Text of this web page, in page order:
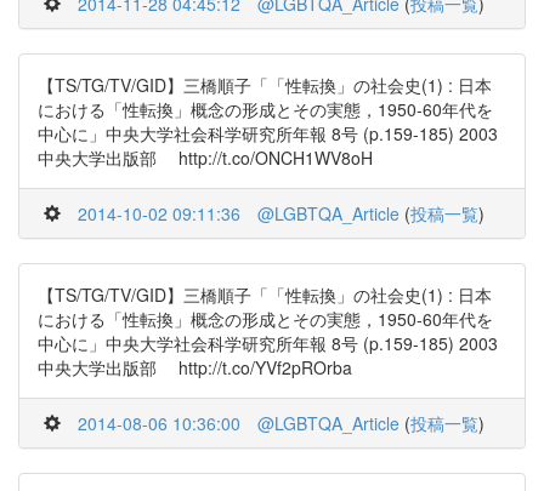
【TS/TG/TV/GID】三橋順子「「性転換」の社会史(1) : 日本
における「性転換」概念の形成とその実態，1950-60年代を
中心に」中央大学社会科学研究所年報 8号 (p.159-185) 2003
中央大学出版部 http://t.co/ONCH1WV8oH
2014-10-02 09:11:36 @LGBTQA_Article (投稿一覧)
【TS/TG/TV/GID】三橋順子「「性転換」の社会史(1) : 日本
における「性転換」概念の形成とその実態，1950-60年代を
中心に」中央大学社会科学研究所年報 8号 (p.159-185) 2003
中央大学出版部 http://t.co/YVf2pROrba
2014-08-06 10:36:00 @LGBTQA_Article (投稿一覧)